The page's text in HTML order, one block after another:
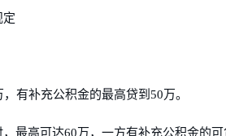
定
有补充公积金的最高贷到50万。
最高可达60万，一方有补充公积金的可